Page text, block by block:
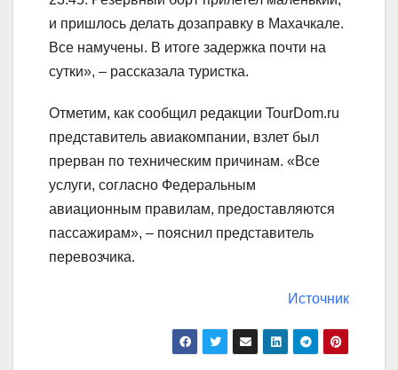
и пришлось делать дозаправку в Махачкале.
Все намучены. В итоге задержка почти на
сутки», – рассказала туристка.
Отметим, как сообщил редакции TourDom.ru
представитель авиакомпании, взлет был
прерван по техническим причинам. «Все
услуги, согласно Федеральным
авиационным правилам, предоставляются
пассажирам», – пояснил представитель
перевозчика.
Источник